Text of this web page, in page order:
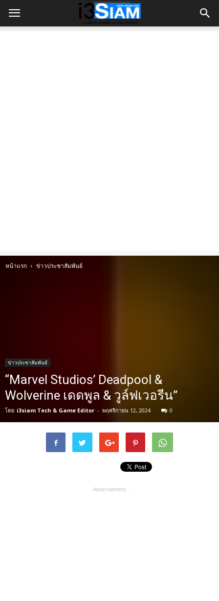
หน้าแรก ข่าวประชาสัมพันธ์
ข่าวประชาสัมพันธ์
“Marvel Studios’ Deadpool &
Wolverine เดดพูล & วูล์ฟเวอรีน”
โดย i3siam Tech & Game Editor - พฤศจิกายน 12, 2024 0
- Advertisement -